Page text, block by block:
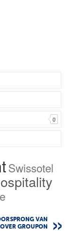
0
Swissotel
VAN
GROUPON